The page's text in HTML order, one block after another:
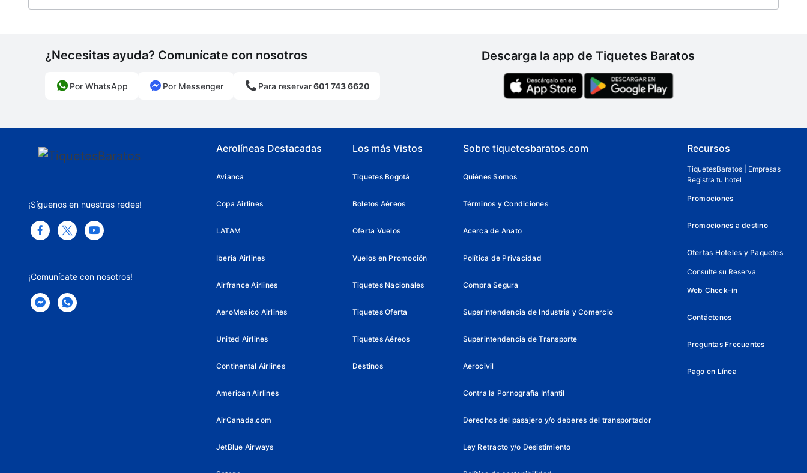
¿Necesitas ayuda? Comunícate con nosotros
Por WhatsApp Por Messenger Para reservar601 743 6620
Descarga la app de Tiquetes Baratos
¡Síguenos en nuestras redes!
¡Comunícate con nosotros!
Aerolíneas Destacadas
Avianca
Copa Airlines
LATAM
Iberia Airlines
Airfrance Airlines
AeroMexico Airlines
United Airlines
Continental Airlines
American Airlines
AirCanada.com
JetBlue Airways
Los más Vistos
Tiquetes Bogotá
Boletos Aéreos
Oferta Vuelos
Vuelos en Promoción
Tiquetes Nacionales
Tiquetes Oferta
Tiquetes Aéreos
Destinos
Sobre tiquetesbaratos.com
Quiénes Somos
Términos y Condiciones
Acerca de Anato
Política de Privacidad
Compra Segura
Superintendencia de Industria y Comercio
Superintendencia de Transporte
Aerocivil
Contra la Pornografía Infantil
Derechos del pasajero y/o deberes del transportador
Ley Retracto y/o Desistimiento
Recursos
TiquetesBaratos | Empresas
Registra tu hotel
Promociones
Promociones a destino
Ofertas Hoteles y Paquetes
Consulte su Reserva
Web Check-in
Contáctenos
Preguntas Frecuentes
Pago en Línea